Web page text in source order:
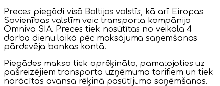
Preces piegādi visā Baltijas valstīs, kā arī Eiropas
Savienības valstīm veic transporta kompānija
Omniva SIA. Preces tiek nosūtītas no veikala 4
darba dienu laikā pēc maksājuma saņemšanas
pārdevēja bankas kontā.
Piegādes maksa tiek aprēķināta, pamatojoties uz
pašreizējiem transporta uzņēmuma tarifiem un tiek
norādītas avansa rēķinā pasūtījuma saņēmšanas.